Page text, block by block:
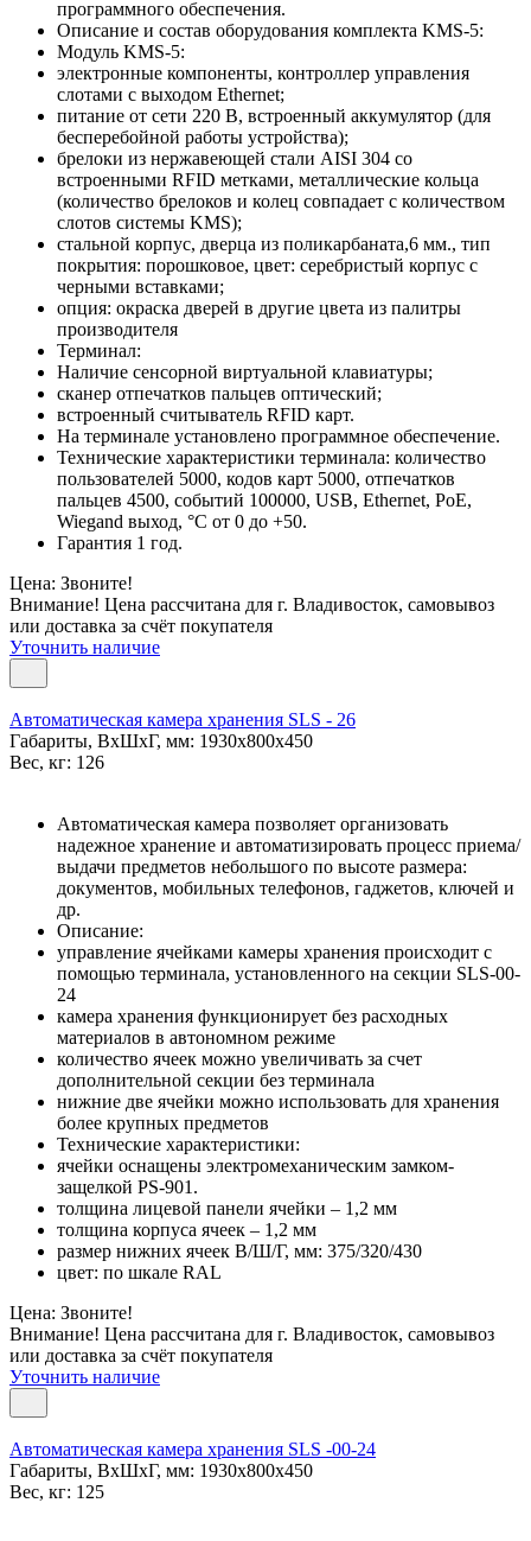
программного обеспечения.
Описание и состав оборудования комплекта KMS-5:
Модуль KMS-5:
электронные компоненты, контроллер управления
слотами с выходом Ethernet;
питание от сети 220 В, встроенный аккумулятор (для
бесперебойной работы устройства);
брелоки из нержавеющей стали AISI 304 со
встроенными RFID метками, металлические кольца
(количество брелоков и колец совпадает с количеством
слотов системы KMS);
стальной корпус, дверца из поликарбаната,6 мм., тип
покрытия: порошковое, цвет: серебристый корпус с
черными вставками;
опция: окраска дверей в другие цвета из палитры
производителя
Терминал:
Наличие сенсорной виртуальной клавиатуры;
сканер отпечатков пальцев оптический;
встроенный считыватель RFID карт.
На терминале установлено программное обеспечение.
Технические характеристики терминала: количество
пользователей 5000, кодов карт 5000, отпечатков
пальцев 4500, событий 100000, USB, Ethernet, PoE,
Wiegand выход, °С от 0 до +50.
Гарантия 1 год.
Цена: Звоните!
Внимание! Цена рассчитана для г. Владивосток, самовывоз
или доставка за счёт покупателя
Уточнить наличие
Автоматическая камера хранения SLS - 26
Габариты, ВxШxГ, мм: 1930x800x450
Вес, кг: 126
Автоматическая камера позволяет организовать
надежное хранение и автоматизировать процесс приема/
выдачи предметов небольшого по высоте размера:
документов, мобильных телефонов, гаджетов, ключей и
др.
Описание:
управление ячейками камеры хранения происходит с
помощью терминала, установленного на секции SLS-00-
24
камера хранения функционирует без расходных
материалов в автономном режиме
количество ячеек можно увеличивать за счет
дополнительной секции без терминала
нижние две ячейки можно использовать для хранения
более крупных предметов
Технические характеристики:
ячейки оснащены электромеханическим замком-
защелкой PS-901.
толщина лицевой панели ячейки – 1,2 мм
толщина корпуса ячеек – 1,2 мм
размер нижних ячеек В/Ш/Г, мм: 375/320/430
цвет: по шкале RAL
Цена: Звоните!
Внимание! Цена рассчитана для г. Владивосток, самовывоз
или доставка за счёт покупателя
Уточнить наличие
Автоматическая камера хранения SLS -00-24
Габариты, ВxШxГ, мм: 1930x800x450
Вес, кг: 125